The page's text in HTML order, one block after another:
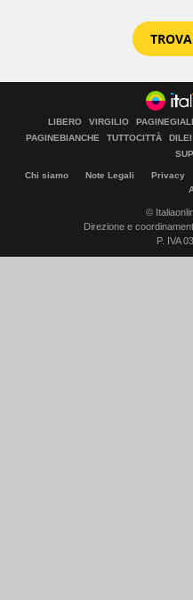
LIBERO VIRGILIO
PAGINEBIANCHE
TUTTOCITTÀ DILEI
Chi siamo Note Legali Privacy
©
Direzione e
P. IVA